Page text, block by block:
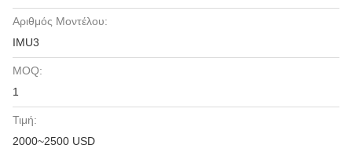
Αριθμός Μοντέλου:
IMU3
MOQ:
1
Τιμή:
2000~2500 USD